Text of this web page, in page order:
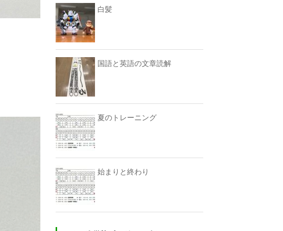
白髪
国語と英語の文章読解
夏のトレーニング
始まりと終わり